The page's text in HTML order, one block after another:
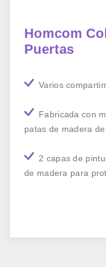
Homcom
Puertas
Varios
Fabricada con
patas de madera
2 capas de
de madera para